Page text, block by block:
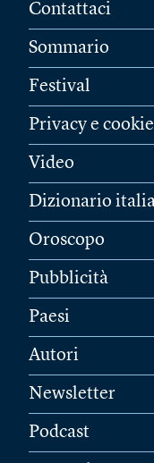
Contattaci
Sommario
Festival
Privacy e cookie
Video
Dizionario
Oroscopo
Pubblicità
Paesi
Autori
Newsletter
Podcast